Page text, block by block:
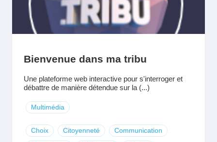
Bienvenue dans ma tribu
Une plateforme web interactive pour s'interroger et
débattre de manière détendue sur la (...)
Multimédia
Choix Citoyenneté Communication